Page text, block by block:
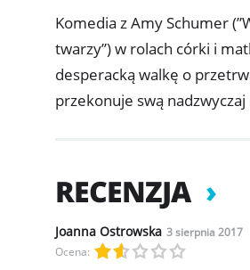
Komedia z Amy Schumer
twarzy”) w rolach córki i
desperacką walkę o
przekonuje swą
siły łączących je więzi -
cywilizacji
RECENZJA
Joanna Ostrowska 3 sierpnia 2017
Ocena: